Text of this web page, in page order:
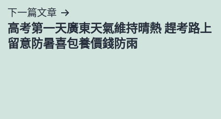
覽
下一篇文章
高考第一天廣東天氣維持晴熱 趕考路上
留意防暑喜包養價錢防雨